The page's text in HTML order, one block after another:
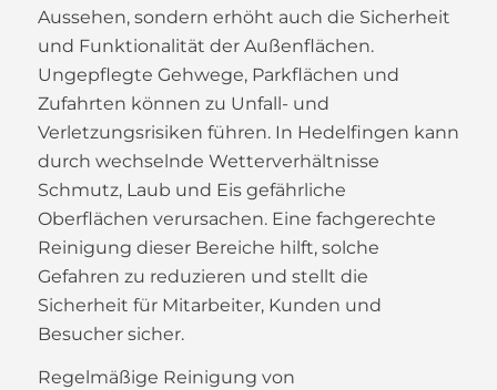
Aussehen, sondern erhöht auch die Sicherheit
und Funktionalität der Außenflächen.
Ungepflegte Gehwege, Parkflächen und
Zufahrten können zu Unfall- und
Verletzungsrisiken führen. In Hedelfingen kann
durch wechselnde Wetterverhältnisse
Schmutz, Laub und Eis gefährliche
Oberflächen verursachen. Eine fachgerechte
Reinigung dieser Bereiche hilft, solche
Gefahren zu reduzieren und stellt die
Sicherheit für Mitarbeiter, Kunden und
Besucher sicher.
Regelmäßige Reinigung von